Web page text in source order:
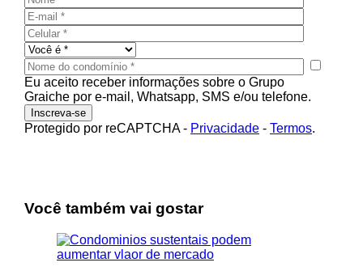
Eu aceito receber informações sobre o Grupo
Graiche por e-mail, Whatsapp, SMS e/ou telefone.
Protegido por reCAPTCHA- Privacidade - Termos.
Você também vai gostar